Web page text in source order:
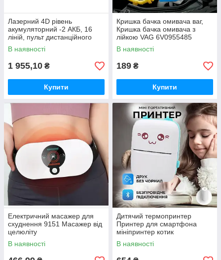
Лазерний 4D рівень
акумуляторний -2 АКБ, 16
ліній, пульт дистанційного
керування, цифровий
дисплей, штатив, повний
набір для
В наявності
1 955,10 ₴
Купити
Кришка бачка омивача ваг,
Кришка бачка омивача з
лійкою VAG 6V0955485
В наявності
189 ₴
Купити
Електричний масажер для
схуднення 9151 Масажер від
целюліту
В наявності
Дитячий термопринтер
Принтер для смартфона
мініпринтер котик
портативний рожевий, Міні
принтер для фото
В наявності